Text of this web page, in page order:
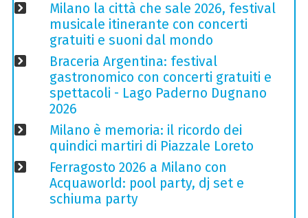
Milano la città che sale 2026, festival
musicale itinerante con concerti
gratuiti e suoni dal mondo
Braceria Argentina: festival
gastronomico con concerti gratuiti e
spettacoli - Lago Paderno Dugnano
2026
Milano è memoria: il ricordo dei
quindici martiri di Piazzale Loreto
Ferragosto 2026 a Milano con
Acquaworld: pool party, dj set e
schiuma party